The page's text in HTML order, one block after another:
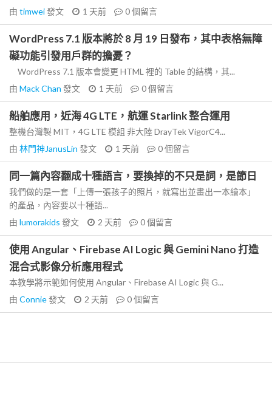
由 timwei發文 1 天前 0個留言
WordPress 7.1 版本將於 8 月 19 日發布，其中表格無障
礙功能引發用戶群的擔憂？
WordPress 7.1 版本會變更 HTML 裡的 Table 的結構，其...
由 Mack Chan 發文 1 天前 0個留言
船舶應用，近海 4G LTE，航運 Starlink 整合運用
整機台灣製 MIT，4G LTE 模組 非大陸 DrayTek VigorC4...
由 林門神JanusLin 發文 1 天前 0個留言
同一篇內容翻成十種語言，要換掉的不只是詞，是節日
我們做的是一套「上傳一張孩子的照片，就寫出並畫出一本繪本」
的產品，內容要以十種語...
由 lumorakids 發文 2 天前 0個留言
使用 Angular、Firebase AI Logic 與 Gemini Nano 打造
混合式影像分析應用程式
本教學將示範如何使用 Angular、Firebase AI Logic 與 G...
由 Connie發文 2 天前 0個留言